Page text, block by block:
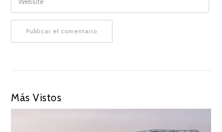
Más Vistos